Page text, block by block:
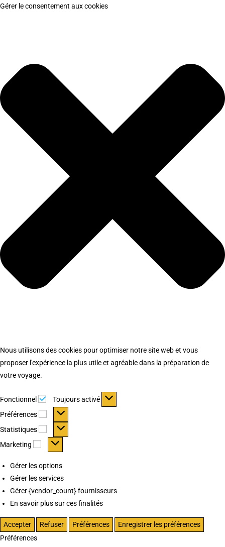
Gérer le consentement aux cookies
Nous utilisons des cookies pour optimiser notre site web et vous
proposer l'expérience la plus utile et agréable dans la préparation de
votre voyage.
Fonctionnel Fonctionnel
Toujours activé
Préférences
Préférences
Statistiques Statistiques
Marketing Marketing
Gérer les options
Gérer les services
Gérer {vendor_count} fournisseurs
En savoir plus sur ces finalités
Accepter Refuser Préférences
Enregistrer les préférences
Préférences